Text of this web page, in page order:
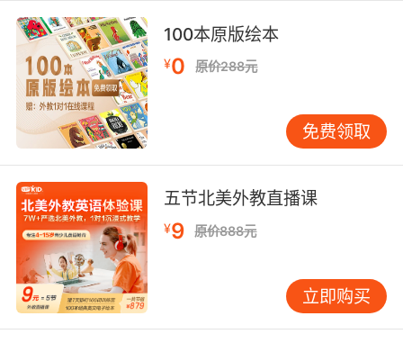
儿童在线英语哪个好怎么选第三点：看培训机构
的教学体系
众所周知一个老师本身的知识水平对孩子的学习
习的重点也是难点，因此孩子在接受英语培训的
过程中，并不是背上几个英语单词就可以了，因
为若是没有理解词汇的用法的话，学习了也会忘
记的。那么这就要看培训机构的教学体系是什么
样的，是否具备完善的教学体系可以让孩子们的
英语学习进步的更快。
100本原版绘本
¥0 原价288元
免费领取
五节北美外教直播课
¥9 原价888元
立即购买